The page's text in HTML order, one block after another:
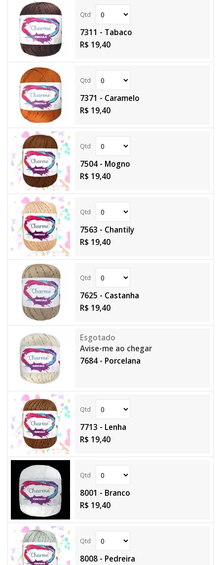
7311 - Tabaco
R$ 19,40
7371 - Caramelo
R$ 19,40
7504 - Mogno
R$ 19,40
7563 - Chantily
R$ 19,40
7625 - Castanha
R$ 19,40
Avise-me ao chegar
7684 - Porcelana
7713 - Lenha
R$ 19,40
8001 - Branco
R$ 19,40
8008 - Pedreira